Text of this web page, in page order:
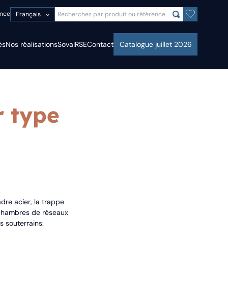
Français
Nos réalisationsSovalRSEContact Catalogue juillet 2026
type
acier, la trappe
de réseaux
souterrains.